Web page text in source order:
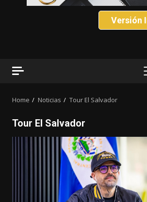
Versión
Home Noticias Tour El Salvador
Tour El Salvador